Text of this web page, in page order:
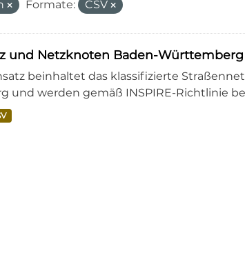
Formate: CSV
und Netzknoten Baden-Württemberg
beinhaltet das klassifizierte
und werden gemäß INSPIRE-Richtlinie